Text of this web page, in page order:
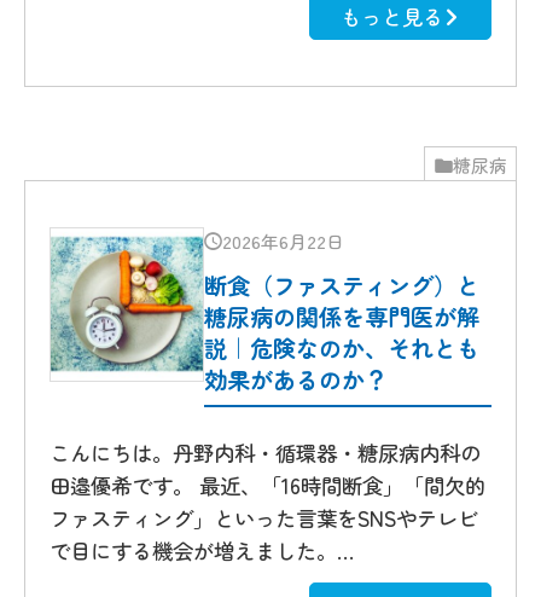
もっと見る
糖尿病
2026年6月22日
断食（ファスティング）と
糖尿病の関係を専門医が解
説｜危険なのか、それとも
効果があるのか？
こんにちは。丹野内科・循環器・糖尿病内科の
田邉優希です。 最近、「16時間断食」「間欠的
ファスティング」といった言葉をSNSやテレビ
で目にする機会が増えました。…